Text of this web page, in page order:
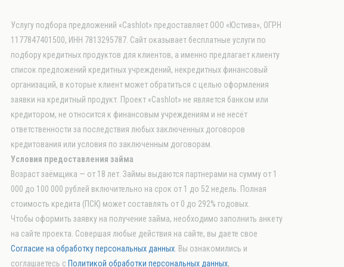
Услугу подбора предложений «Cashlot» предоставляет ООО «Юстива», ОГРН
1177847401500, ИНН 7813295787. Сайт оказывает бесплатные услуги по
подбору кредитных продуктов для клиентов, а именно предлагает клиенту
список предложений кредитных учреждений, некредитных финансовый
организаций, в которые клиент может обратиться с целью оформления
заявки на кредитный продукт. Проект «Cashlot» не является банком или
кредитором, не относится к финансовым учреждениям и не несёт
ответственности за последствия любых заключенных договоров
кредитования или условия по заключенным договорам.
Условия предоставления займа
Возраст заёмщика — от 18 лет. Займы выдаются партнерами на сумму от 1
000 до 100 000 рублей включительно на срок от 1 до 52 недель. Полная
стоимость кредита (ПСК) может составлять от 0 до 292% годовых.
Чтобы оформить заявку на получение займа, необходимо заполнить анкету
на сайте проекта. Совершая любые действия на сайте, вы даете свое
Согласие на обработку персональных данных. Вы ознакомились и
соглашаетесь с Политикой обработки персональных данных,